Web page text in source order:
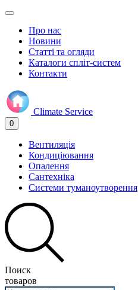
Про нас
Новини
Статті та огляди
Каталоги спліт-систем
Контакти
Climate Service
0
Вентиляція
Кондиціювання
Опалення
Сантехніка
Системи туманоутворення
Поиск
товаров